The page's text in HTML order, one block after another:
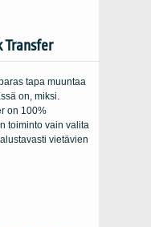
Transfer
tapa muuntaa
on, miksi.
on 100%
toiminto vain valita
vietävien